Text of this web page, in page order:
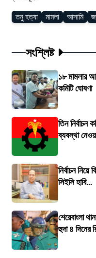
তনু হত্যা মামলা আসামি
সংশ্লিষ্ট
১৮ মামলার
কমিটি ঘোষণা
তিন
ব্যবস্থা
নির্বাচন
সিইসি হাবি...
শেরেবাংলা
হুদা ৪ দিনের